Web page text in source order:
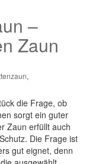
–
Zaun
,
die Frage, ob
sorgt ein guter
Zaun erfüllt auch
Die Frage ist
gut eignet, denn